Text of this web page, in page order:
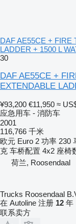
DAF AE55CE + FIRE
LADDER + 1500 L
30
DAF AE55CE +
EXTENDABLE
¥93,200 €11,950 ≈
应急用车 - 消防车
2001
116,766 千米
欧元 Euro 2 功率 230
克 车桥配置 4x2 座椅
荷兰, Roosendaal
Trucks Roosendaal
在 Autoline 注册 12 年
联系卖方